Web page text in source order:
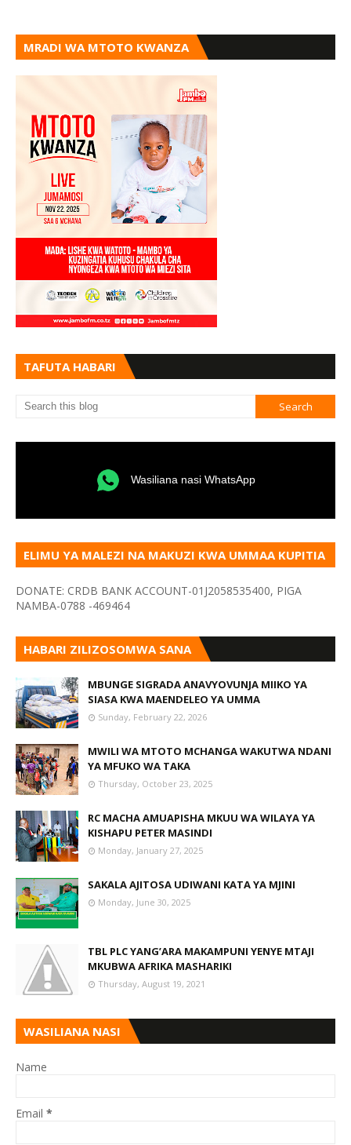
MRADI WA MTOTO KWANZA
TAFUTA HABARI
Wasiliana nasi WhatsApp
ELIMU YA MALEZI NA MAKUZI KWA UMMAA KUPITIA
DONATE: CRDB BANK ACCOUNT-01J2058535400, PIGA
NAMBA-0788 -469464
HABARI ZILIZOSOMWA SANA
MBUNGE SIGRADA ANAVYOVUNJA MIIKO YA
SIASA KWA MAENDELEO YA UMMA
Sunday, February 22, 2026
MWILI WA MTOTO MCHANGA WAKUTWA NDANI
YA MFUKO WA TAKA
Thursday, October 23, 2025
RC MACHA AMUAPISHA MKUU WA WILAYA YA
KISHAPU PETER MASINDI
Monday, January 27, 2025
SAKALA AJITOSA UDIWANI KATA YA MJINI
Monday, June 30, 2025
TBL PLC YANG’ARA MAKAMPUNI YENYE MTAJI
MKUBWA AFRIKA MASHARIKI
Thursday, August 19, 2021
WASILIANA NASI
Name
Email *